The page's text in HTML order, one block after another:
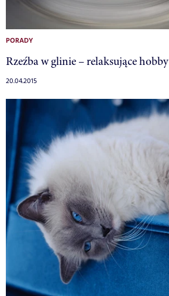
PORADY
Rzeźba w glinie – relaksujące hobby
20.04.2015